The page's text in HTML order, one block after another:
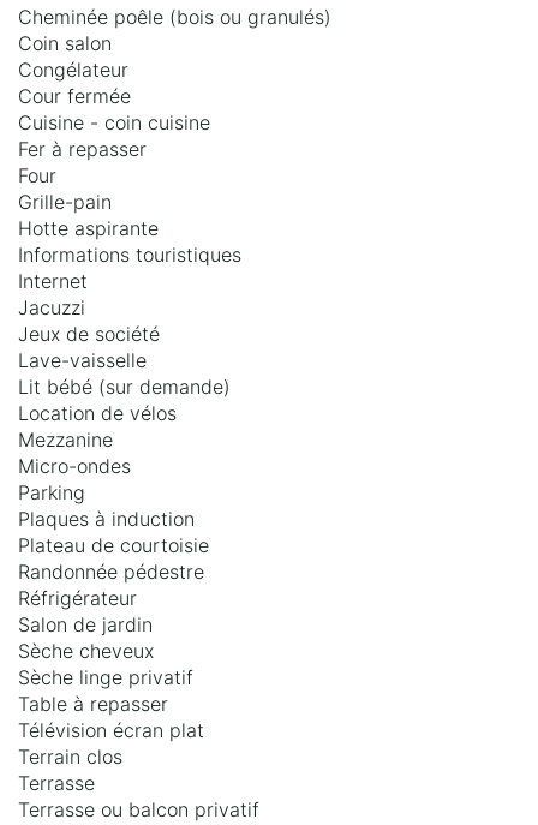
Cheminée poêle (bois ou granulés)
Coin salon
Congélateur
Cour fermée
Cuisine - coin cuisine
Fer à repasser
Four
Grille-pain
Hotte aspirante
Informations touristiques
Internet
Jacuzzi
Jeux de société
Lave-vaisselle
Lit bébé (sur demande)
Location de vélos
Mezzanine
Micro-ondes
Parking
Plaques à induction
Plateau de courtoisie
Randonnée pédestre
Réfrigérateur
Salon de jardin
Sèche cheveux
Sèche linge privatif
Table à repasser
Télévision écran plat
Terrain clos
Terrasse
Terrasse ou balcon privatif